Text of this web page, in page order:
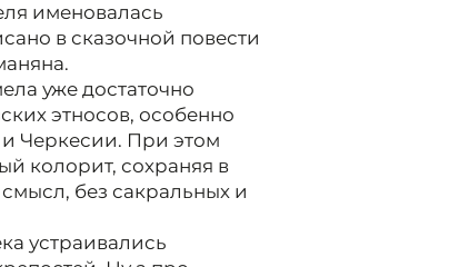
именовалась
в сказочной повести
уже достаточно
этносов, особенно
Черкесии. При этом
колорит, сохраняя в
без сакральных и
устраивались